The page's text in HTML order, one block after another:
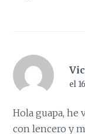
el
Hola guapa, he
con lencero y